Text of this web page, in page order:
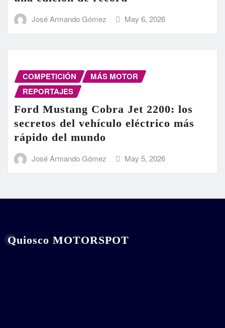
José Armando Gómez May 6, 2026
COMPETICIÓN
MÁS MOTOR
REPORTAJES
Ford Mustang Cobra Jet 2200: los
secretos del vehículo eléctrico más
rápido del mundo
José Armando Gómez May 5, 2026
Quiosco MOTORSPOT